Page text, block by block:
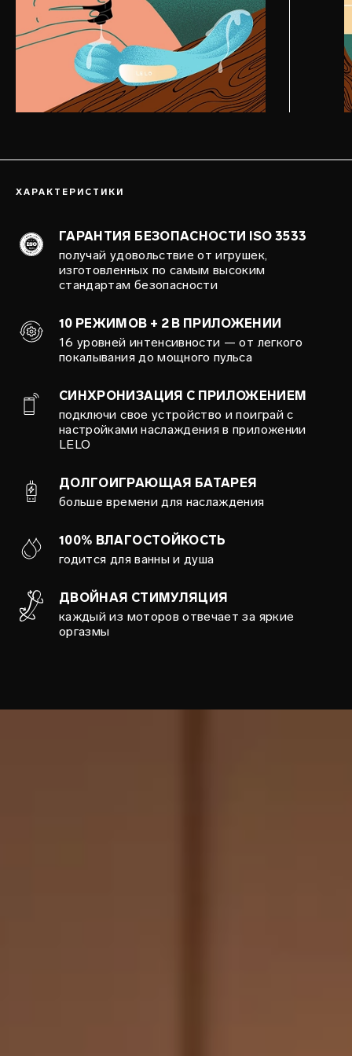
ХАРАКТЕРИСТИКИ
ГАРАНТИЯ БЕЗОПАСНОСТИ ISO 3533
получай удовольствие от игрушек,
изготовленных по самым высоким
стандартам безопасности
10 РЕЖИМОВ + 2 В ПРИЛОЖЕНИИ
16 уровней интенсивности — от легкого
покалывания до мощного пульса
СИНХРОНИЗАЦИЯ С ПРИЛОЖЕНИЕМ
подключи свое устройство и поиграй с
настройками наслаждения в приложении
LELO
ДОЛГОИГРАЮЩАЯ БАТАРЕЯ
больше времени для наслаждения
100% ВЛАГОСТОЙКОСТЬ
годится для ванны и душа
ДВОЙНАЯ СТИМУЛЯЦИЯ
каждый из моторов отвечает за яркие
оргазмы